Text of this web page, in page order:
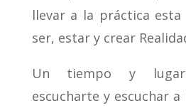
llevar a la práctica
ser, estar y crear
Un tiempo y
escucharte y escuchar